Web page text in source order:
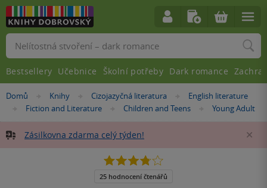
Nacházíte
Domů »Knihy »Cizojazyčná literatura »English literature
»Fiction and Literature »
Children and Teens »
Young Adult
Zásilkovna zdarma celý týden!
3.8
5
25 hodnocení čtenářů
Vyhledávání
Bestsellery Učebnice Školní potřeby Dark romance